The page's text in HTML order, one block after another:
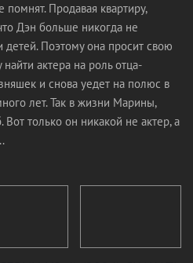
помнят. Продавая квартиру,
Дэн больше никогда не
Поэтому она просит свою
актера на роль отца-
и снова уедет на полюс в
лет. Так в жизни Марины,
только он никакой не актер, а